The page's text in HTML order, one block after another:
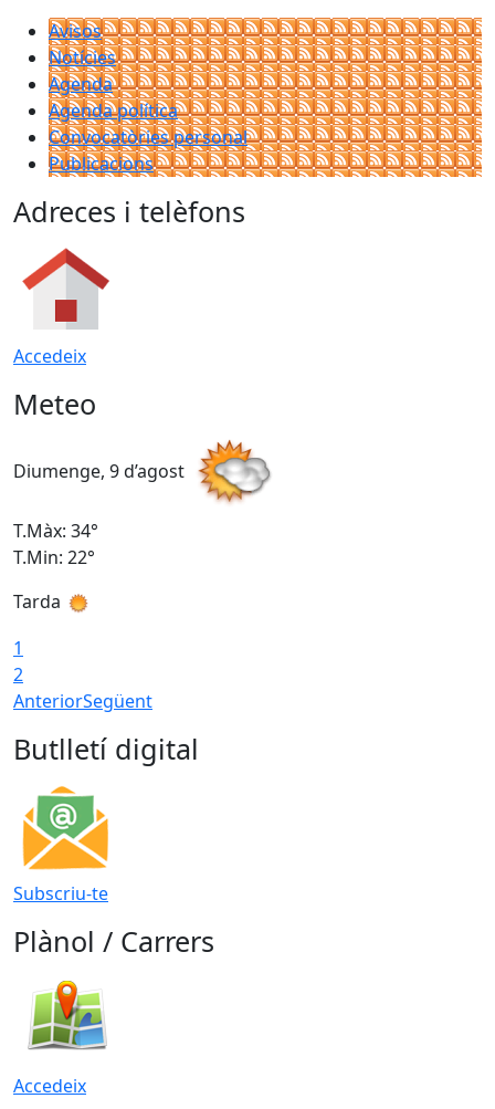
Avisos
Notícies
Agenda
Agenda política
Convocatòries personal
Publicacions
Adreces i telèfons
Accedeix
Meteo
Diumenge, 9 d’agost
T.Màx: 34°
T.Min: 22°
Tarda
1
2
AnteriorSegüent
Butlletí digital
Subscriu-te
Plànol / Carrers
Accedeix